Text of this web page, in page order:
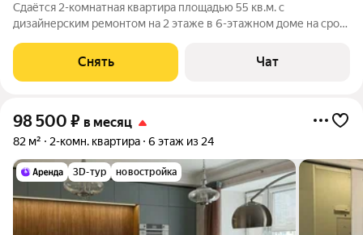
Сдаётся 2-комнатная квартира площадью 55 кв.м. с
дизайнерским ремонтом на 2 этаже в 6-этажном доме на срок
счетчикам оплачиваются дополнительно.
Снять Чат
98 500 ₽ в месяц
82 м² 2-комн. квартира 6 этаж из 24
3D-тур новостройка